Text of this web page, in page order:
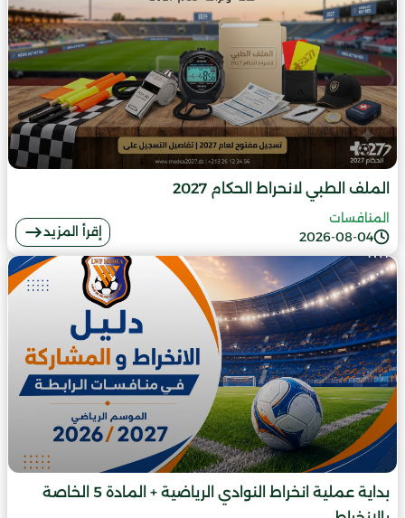
الملف الطبي لانحراط الحكام 2027
2026-08-04
المنافسات
إقرأ المزيد
بداية عملية انخراط النوادي الرياضية + المادة 5 الخاصة